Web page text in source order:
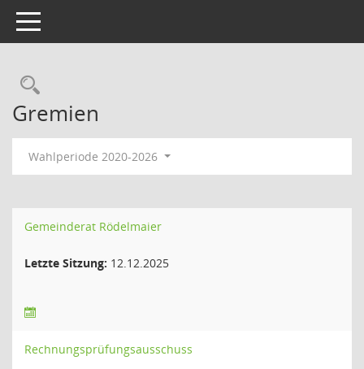
Toggle navigation
Rechercheauswahl
Gremien
Wahlperiode 2020-2026
Gemeinderat Rödelmaier
Letzte Sitzung: 12.12.2025
Rechnungsprüfungsausschuss